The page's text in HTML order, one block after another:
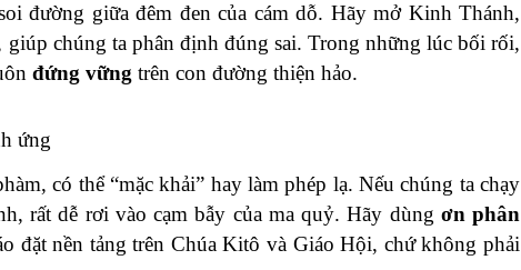
đường giữa đêm đen của cám dỗ. Hãy mở Kinh Thánh,
chúng ta phân định đúng sai. Trong những lúc bối rối,
đứng vững trên con đường thiện hảo.
ứng
có thể “mặc khải” hay làm phép lạ. Nếu chúng ta chạy
rất dễ rơi vào cạm bẫy của ma quỷ. Hãy dùng ơn phân
đặt nền tảng trên Chúa Kitô và Giáo Hội, chứ không phải